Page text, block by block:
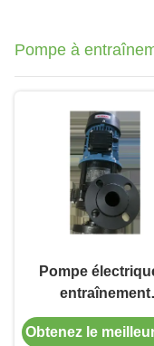
Pompe à
Pompe
entraînement
magnétique
tests chimiques
Obtenez le